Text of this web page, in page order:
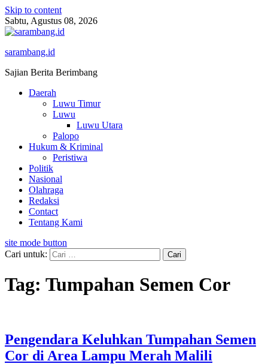
Skip to content
Sabtu, Agustus 08, 2026
sarambang.id
Sajian Berita Berimbang
Daerah
Luwu Timur
Luwu
Luwu Utara
Palopo
Hukum & Kriminal
Peristiwa
Politik
Nasional
Olahraga
Redaksi
Contact
Tentang Kami
site mode button
Cari untuk:
Tag: Tumpahan Semen Cor
Pengendara Keluhkan Tumpahan Semen
Cor di Area Lampu Merah Malili